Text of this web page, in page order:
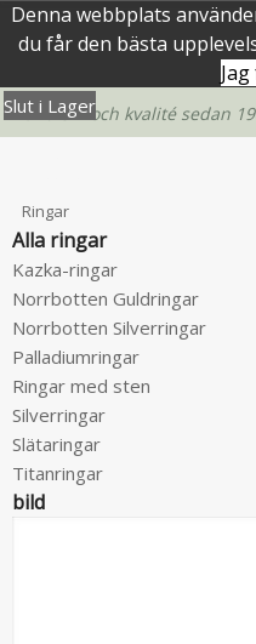
Denna webbplats
du får den bästa
Hantverk och kvalité sedan
Ringar
Alla ringar
Kazka-ringar
Norrbotten Guldringar
Norrbotten Silverringar
Palladiumringar
Ringar med sten
Silverringar
Slätaringar
Titanringar
bild
Slut i Lager
Slut i Lager
Slut i Lager